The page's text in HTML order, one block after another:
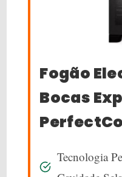
Fogão
Bocas
Tecnologia